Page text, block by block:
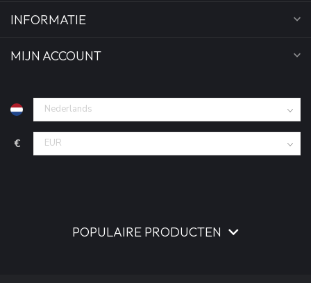
INFORMATIE
MIJN ACCOUNT
€
POPULAIRE PRODUCTEN